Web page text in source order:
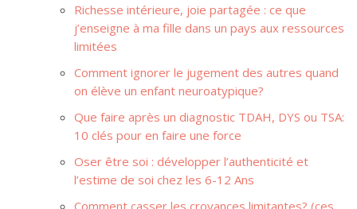
Richesse intérieure, joie partagée : ce que
j’enseigne à ma fille dans un pays aux ressources
limitées
Comment ignorer le jugement des autres quand
on élève un enfant neuroatypique?
Que faire après un diagnostic TDAH, DYS ou TSA:
10 clés pour en faire une force
Oser être soi : développer l’authenticité et
l’estime de soi chez les 6-12 Ans
Comment casser les croyances limitantes? (ces